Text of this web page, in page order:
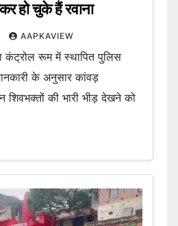
हो चुके हैं रवाना
AAPKAVIEW
कंट्रोल रूम में स्थापित पुलिस
के अनुसार कांवड़
की भारी भीड़ देखने को